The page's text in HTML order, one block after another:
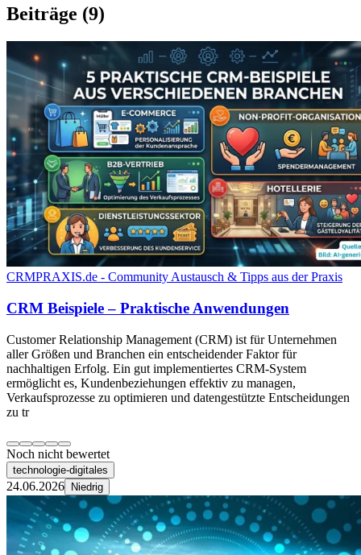
Beiträge (9)
CRMPRAXIS.de - Community Austausch & Tipps aus der Praxis
CRM Beispiele – Praktische Anwendungen
Customer Relationship Management (CRM) ist für Unternehmen
aller Größen und Branchen ein entscheidender Faktor für
nachhaltigen Erfolg. Ein gut implementiertes CRM-System
ermöglicht es, Kundenbeziehungen effektiv zu managen,
Verkaufsprozesse zu optimieren und datengestützte Entscheidungen
zu tr
Noch nicht bewertet
technologie-digitales
24.06.2026 Niedrig